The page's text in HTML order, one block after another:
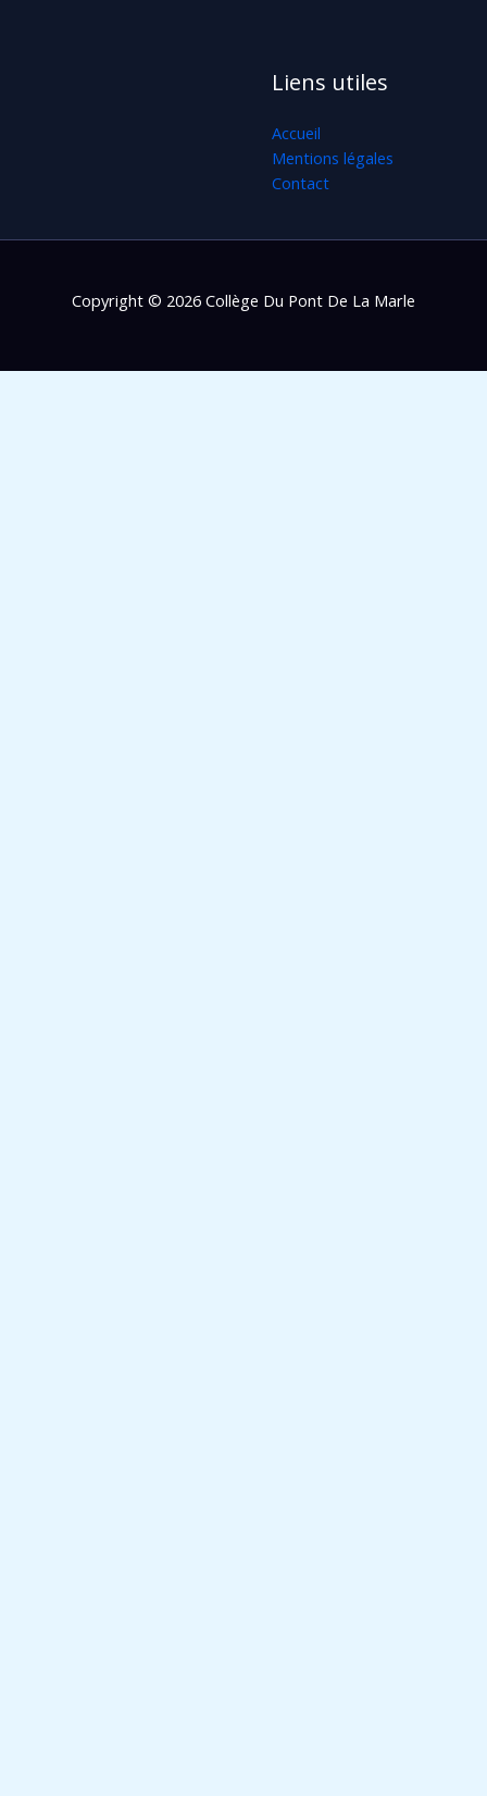
Liens utiles
Accueil
Mentions légales
Contact
Copyright © 2026 Collège Du Pont De La Marle